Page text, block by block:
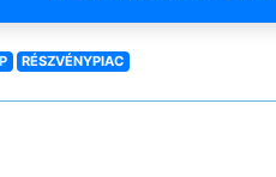
RÉSZVÉNYPIAC